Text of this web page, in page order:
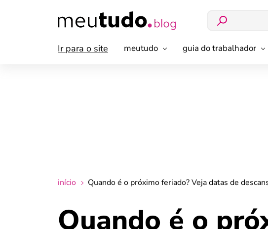
Ir para o site meutudo guia do trabalhador
início Quando é o próximo feriado? Veja datas de
Quando é o